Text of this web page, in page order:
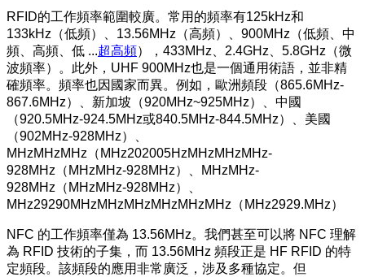
RFID的工作頻率範圍較廣。常用的頻率有125kHz和
133kHz（低頻）、13.56MHz（高頻）、900MHz（低頻、中
頻、高頻、低 ...超高頻），433MHz、2.4GHz、5.8GHz（微
波頻率）。此外，UHF 900MHz也是一個通用術語，並非精
確頻率。頻率也因國家而異。例如，歐洲頻段（865.6MHz-
867.6MHz）、新加坡（920MHz~925MHz）、中國
（920.5MHz-924.5MHz或840.5MHz-844.5MHz）、美國
（902MHz-928MHz）、
MHzMHzMHz（MHz202005HzMHzMHzMHz-
928MHz（MHzMHz-928MHz）、MHzMHz-
928MHz（MHzMHz-928MHz）、
MHz29290MHzMHzMHzMHzMHzMHz（MHz2929.MHz）
NFC 的工作頻率僅為 13.56MHz。我們甚至可以將 NFC 理解
為 RFID 技術的子集，而 13.56MHz 頻段正是 HF RFID 的特
定頻段。該頻段的應用非常廣泛，涉及多種協定。但